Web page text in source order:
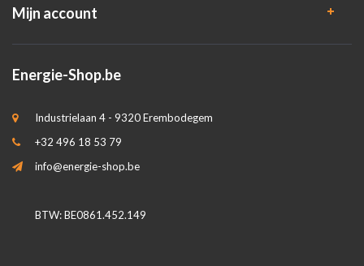
Mijn account
Energie-Shop.be
Industrielaan 4 - 9320 Erembodegem
+32 496 18 53 79
info@energie-shop.be
BTW: BE0861.452.149